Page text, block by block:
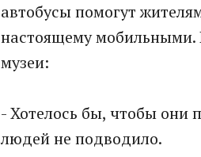
автобусы помогут
настоящему мобильными.
музеи:
- Хотелось бы, чтобы они
людей не подводило.